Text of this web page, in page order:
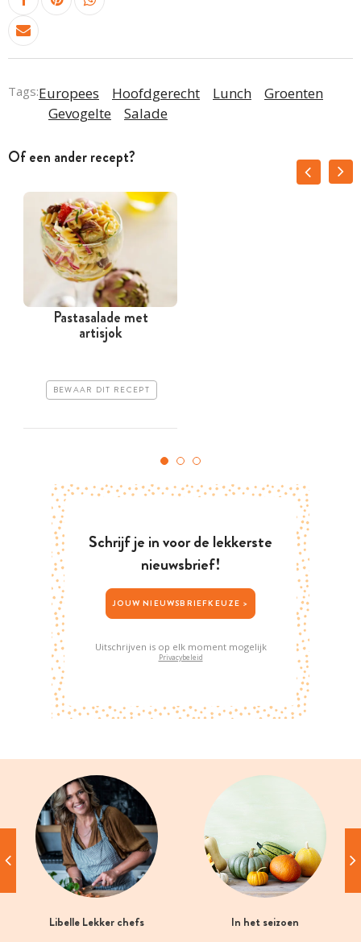
Tags:Europees Hoofdgerecht Lunch
Groenten
Gevogelte
Salade
Of een ander recept?
Pastasalade met
artisjok
BEWAAR DIT RECEPT
Schrijf je in voor de lekkerste
nieuwsbrief!
JOUW NIEUWSBRIEFKEUZE >
Uitschrijven is op elk moment mogelijk
Privacybeleid
Libelle Lekker chefs In het seizoen